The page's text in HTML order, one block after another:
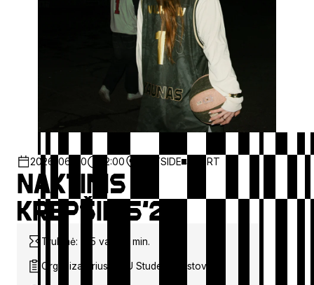
2026-06-20 12:00 OUTSIDE SPORT
Naktinis
Krepšinis‘26
Trukmė: ~15 val. 00 min.
Organizatorius: KTU Studentų atstovybė